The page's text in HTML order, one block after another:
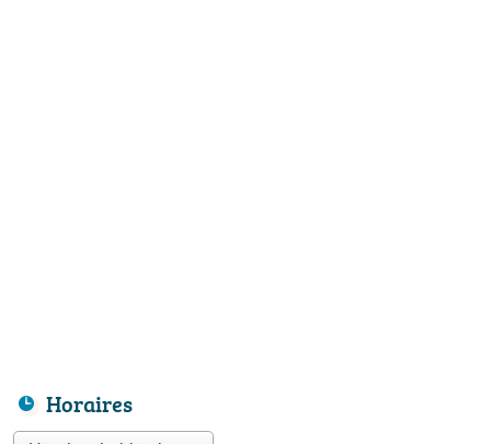
Horaires